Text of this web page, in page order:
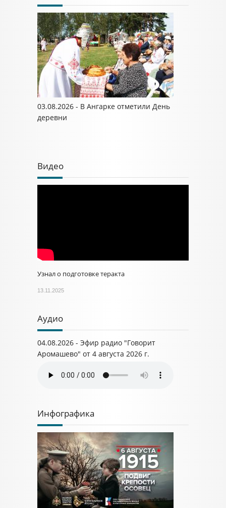
03.08.2026 - В Ангарке отметили День
деревни
Видео
Узнал о подготовке теракта
13.11.2025
Аудио
04.08.2026 - Эфир радио "Говорит
Аромашево" от 4 августа 2026 г.
Инфографика